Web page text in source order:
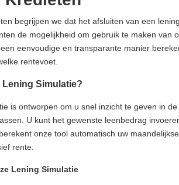
begrijpen we dat het afsluiten van een
de mogelijkheid om gebruik te maken van
eenvoudige en transparante manier
rentevoet.
Lening Simulatie?
is ontworpen om u snel inzicht te geven in
U kunt het gewenste leenbedrag
onze tool automatisch uw
rente.
Lening Simulatie